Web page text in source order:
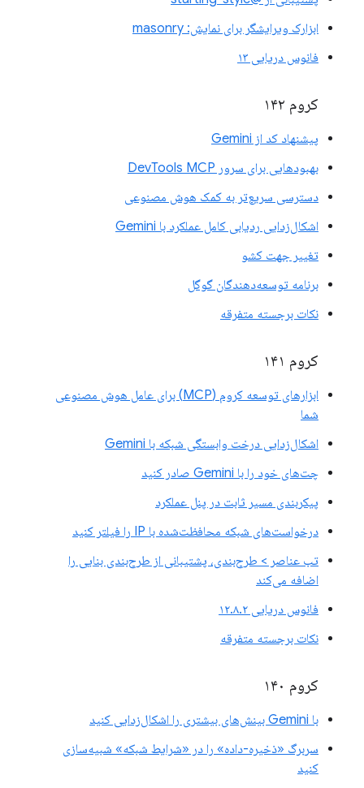
ابزارک ویرایشگر برای نمایش: masonry
فانوس دریایی ۱۳
کروم ۱۴۲
پیشنهاد کد از Gemini
بهبودهایی برای سرور DevTools MCP
دسترسی سریع‌تر به کمک هوش مصنوعی
اشکال‌زدایی ردیابی کامل عملکرد با Gemini
تغییر جهت کشو
برنامه توسعه‌دهندگان گوگل
نکات برجسته متفرقه
کروم ۱۴۱
ابزارهای توسعه کروم (MCP) برای عامل هوش مصنوعی
شما
اشکال‌زدایی درخت وابستگی شبکه با Gemini
چت‌های خود را با Gemini صادر کنید
پیکربندی مسیر ثابت در پنل عملکرد
درخواست‌های شبکه محافظت‌شده با IP را فیلتر کنید
تب عناصر > طرح‌بندی، پشتیبانی از طرح‌بندی بنایی را
اضافه می‌کند
فانوس دریایی ۱۲.۸.۲
نکات برجسته متفرقه
کروم ۱۴۰
با Gemini بینش‌های بیشتری را اشکال‌زدایی کنید
سربرگ «ذخیره-داده» را در «شرایط شبکه» شبیه‌سازی
کنید